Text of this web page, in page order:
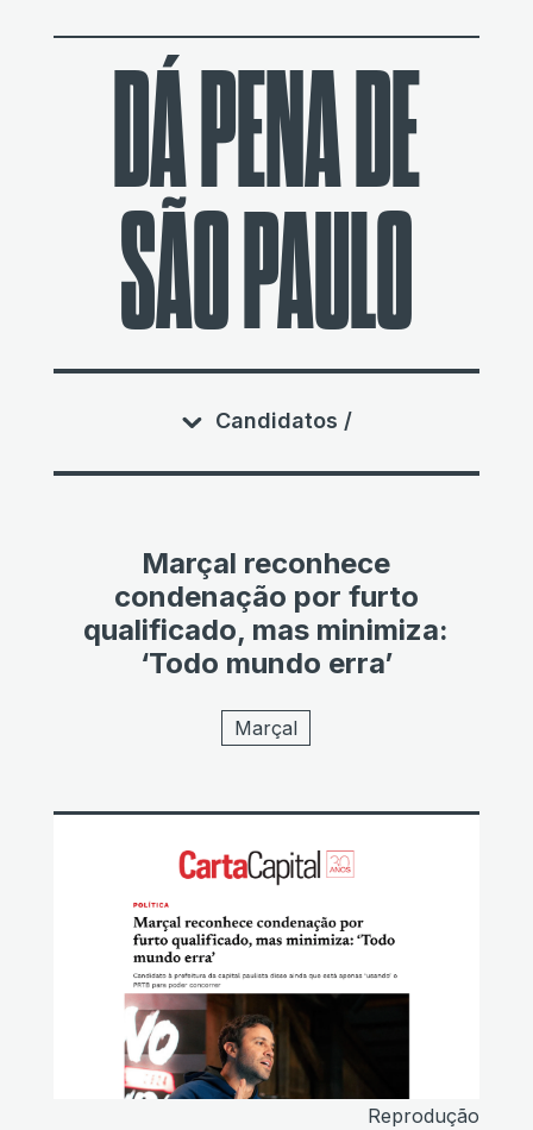
DÁ PENA DE
SÃO PAULO
Candidatos /
Marçal reconhece
condenação por furto
qualificado, mas minimiza:
‘Todo mundo erra’
Marçal
Reprodução